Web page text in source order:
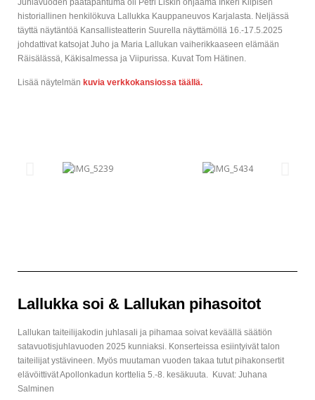
Juhlavuoden päätapahtuma oli Petri Liskin ohjaama Inkeri Kilpisen
historiallinen henkilökuva Lallukka Kauppaneuvos Karjalasta. Neljässä
täyttä näytäntöä Kansallisteatterin Suurella näyttämöllä 16.-17.5.2025
johdattivat katsojat Juho ja Maria Lallukan vaiherikkaaseen elämään
Räisälässä, Käkisalmessa ja Viipurissa. Kuvat Tom Hätinen.
Lisää näytelmän kuvia verkkokansiossa täällä.
Lallukka soi & Lallukan pihasoitot
Lallukan taiteilijakodin juhlasali ja pihamaa soivat keväällä säätiön
satavuotisjuhlavuoden 2025 kunniaksi. Konserteissa esiintyivät talon
taiteilijat ystävineen. Myös muutaman vuoden takaa tutut pihakonsertit
elävöittivät Apollonkadun korttelia 5.-8. kesäkuuta. Kuvat: Juhana
Salminen